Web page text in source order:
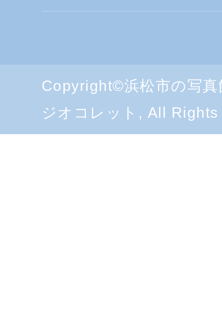
Copyright©浜松市の写
ジオコレット, All